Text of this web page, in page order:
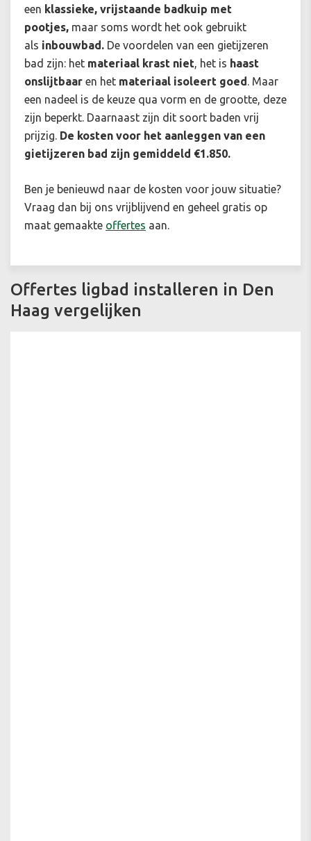
een klassieke, vrijstaande badkuip met
pootjes, maar soms wordt het ook gebruikt
als inbouwbad. De voordelen van een gietijzeren
bad zijn: het materiaal krast niet, het is haast
onslijtbaar en het materiaal isoleert goed. Maar
een nadeel is de keuze qua vorm en de grootte, deze
zijn beperkt. Daarnaast zijn dit soort baden vrij
prijzig. De kosten voor het aanleggen van een
gietijzeren bad zijn gemiddeld €1.850.
Ben je benieuwd naar de kosten voor jouw situatie?
Vraag dan bij ons vrijblijvend en geheel gratis op
maat gemaakte offertes aan.
Offertes ligbad installeren in Den
Haag vergelijken